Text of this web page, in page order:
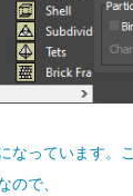
なっています。
で、